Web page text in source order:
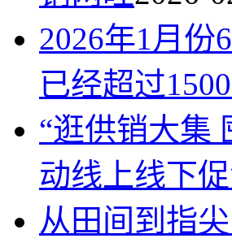
2026年1月份
已经超过
“逛供销大集
动线上线下
从田间到指